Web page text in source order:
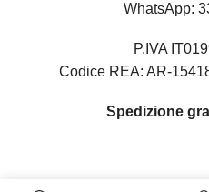
WhatsApp:
P.IVA
Codice REA: AR-
Spedizione